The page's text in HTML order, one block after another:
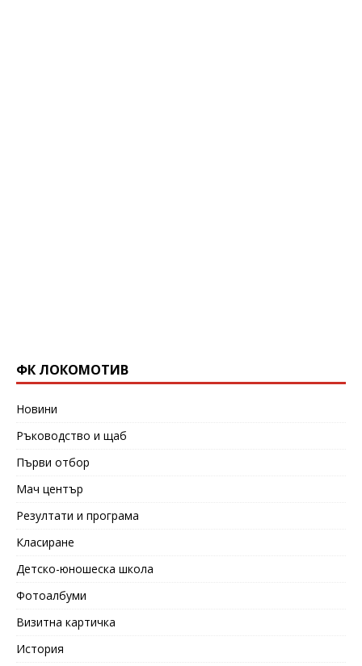
ФК ЛОКОМОТИВ
Новини
Ръководство и щаб
Първи отбор
Мач център
Резултати и програма
Класиране
Детско-юношеска школа
Фотоалбуми
Визитна картичка
История